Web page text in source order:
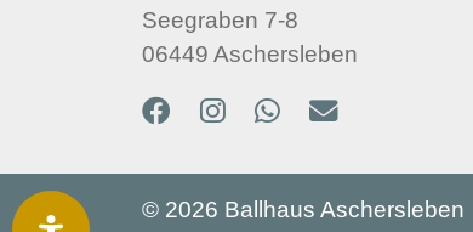
Seegraben 7-8
06449 Aschersleben
© 2026 Ballhaus Aschersleben